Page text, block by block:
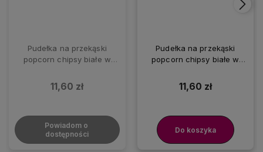
Pudełka na przekąski
popcorn chipsy białe w
11,60 zł
Powiadom o
dostępności
Pudełka na przekąski
popcorn chipsy białe w
11,60 zł
Do koszyka